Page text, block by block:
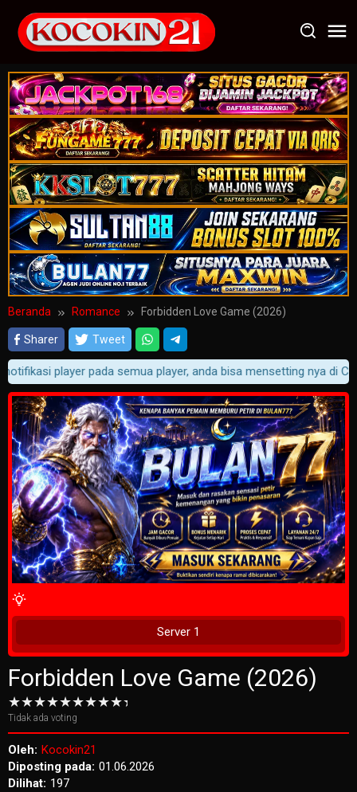
konten
Beranda Romance Forbidden Love Game (2026)
Sharer Tweet
player pada semua player, anda bisa mensetting nya di
4 Wait Time
Server 1
Forbidden Love Game (2026)
Tidak ada voting
Oleh: Kocokin21
Diposting pada: 01.06.2026
Dilihat: 197